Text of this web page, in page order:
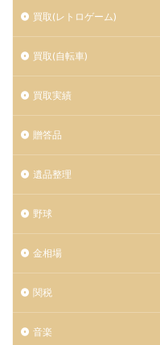
買取(レトロゲーム)
買取(自転車)
買取実績
贈答品
遺品整理
野球
金相場
関税
音楽